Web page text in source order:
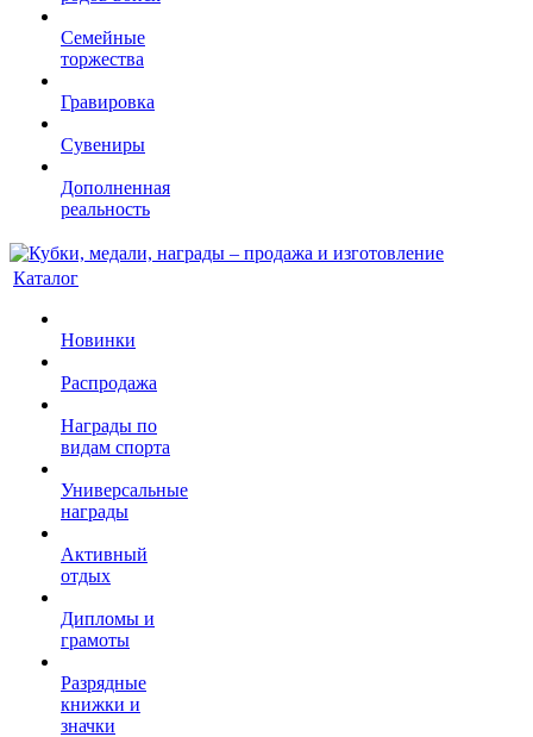
Семейные
торжества
Гравировка
Сувениры
Дополненная
реальность
Каталог
Новинки
Распродажа
Награды по
видам спорта
Универсальные
награды
Активный
отдых
Дипломы и
грамоты
Разрядные
книжки и
значки